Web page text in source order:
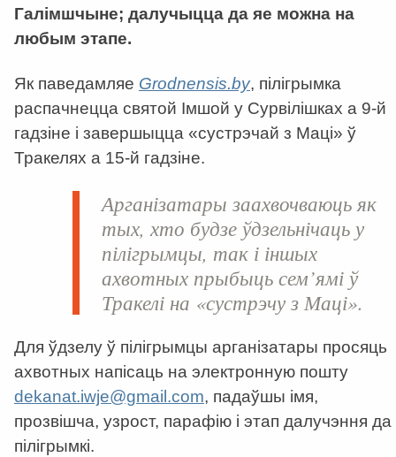
Галімшчыне; далучыцца да яе можна на
любым этапе.
Як паведамляе Grodnensis.by, пілігрымка
распачнецца святой Імшой у Сурвілішках а 9-й
гадзіне і завершыцца «сустрэчай з Маці» ў
Тракелях а 15-й гадзіне.
Арганізатары заахвочваюць як
тых, хто будзе ўдзельнічаць у
пілігрымцы, так і іншых
ахвотных прыбыць сем’ямі ў
Тракелі на «сустрэчу з Маці».
Для ўдзелу ў пілігрымцы арганізатары просяць
ахвотных напісаць на электронную пошту
dekanat.iwje@gmail.com, падаўшы імя,
прозвішча, узрост, парафію і этап далучэння да
пілігрымкі.